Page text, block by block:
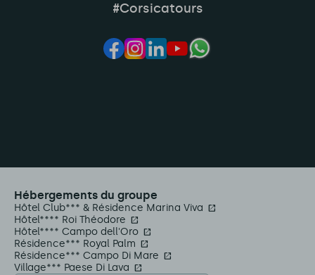
#Corsicatours
Hébergements du groupe
Hôtel Club*** & Résidence Marina Viva
Hôtel**** Roi Théodore
Hôtel**** Campo dell'Oro
Résidence*** Royal Palm
Résidence*** Campo Di Mare
Village*** Paese Di Lava